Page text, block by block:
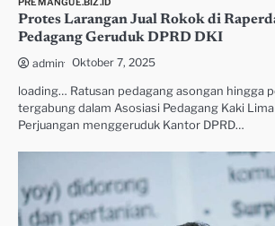
Protes Larangan Jual Rokok di
Pedagang Geruduk DPRD DKI
admin Oktober 7, 2025
loading… Ratusan pedagang asongan hingga
tergabung dalam Asosiasi Pedagang Kaki
Perjuangan menggeruduk Kantor DPRD…